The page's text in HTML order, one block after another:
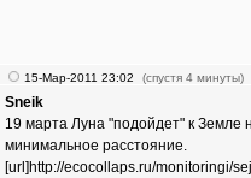
15-Мар-2011 23:02 (спустя 4 минуты)
Sneik
19 марта Луна "подойдет" к Земле
минимальное расстояние.
[url]http://ecocollaps.ru/monitoringi/